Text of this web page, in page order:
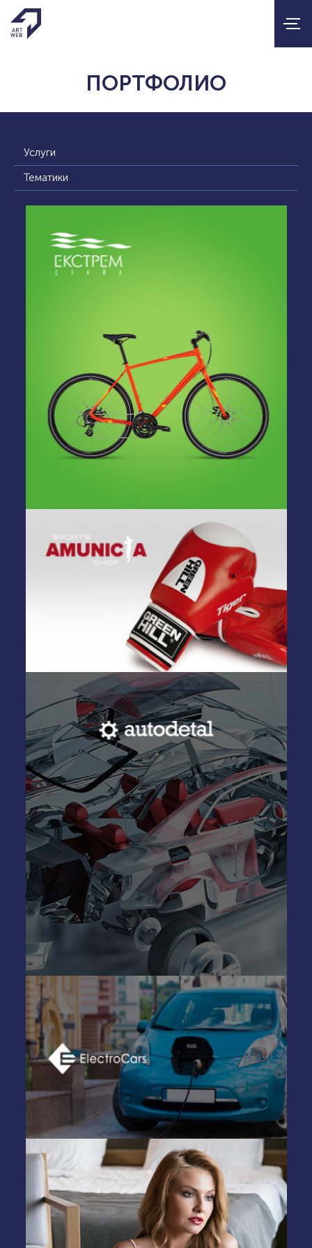
ПОРТФОЛИО
Услуги
Тематики